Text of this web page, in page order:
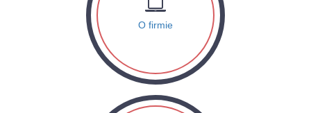
O firmie